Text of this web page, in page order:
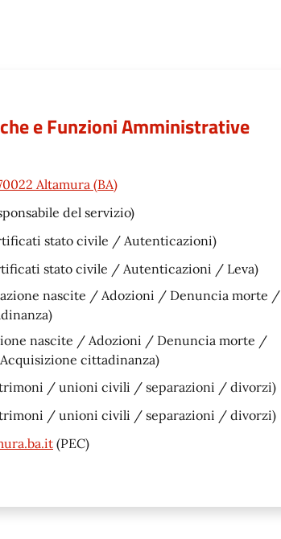
e Funzioni Amministrative
Altamura (BA)
del servizio)
stato civile / Autenticazioni)
stato civile / Autenticazioni / Leva)
nascite / Adozioni / Denuncia morte /
nascite / Adozioni / Denuncia morte /
cittadinanza)
/ unioni civili / separazioni / divorzi)
/ unioni civili / separazioni / divorzi)
(PEC)